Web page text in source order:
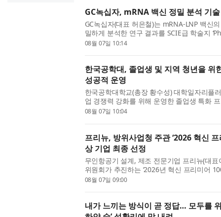
GC녹십자, mRNA 백신 정밀 분석 기
GC녹십자(대표 허은철)는 mRNA-LNP 백신
밀하게 분석한 연구 결과를 SCIE급 학술지
다고 7일 밝혔다. mRNA 플랫폼은 감염병
08월 07일 10:14
한국공학대, 졸업생 및 지역 청년을 위
성공적 운영
한국공학대학교(총장 황수성) 대학일자리플
업 경쟁력 강화를 위해 운영한 졸업생 특화
을 성공적으로 마무리했다. 이번 프로그램은
08월 07일 10:04
프리뉴, 방위사업청 주관 ‘2026 혁신
상 기업 최종 선정
무인항공기 설계, 제조 전문기업 프리뉴(대
위원회가 추진하는 ‘2026년 혁신 프리미어
종 선정됐다고 밝혔다. ‘혁신 프리미어
08월 07일 09:00
내가 느끼는 방식이 곧 정답… 모두를